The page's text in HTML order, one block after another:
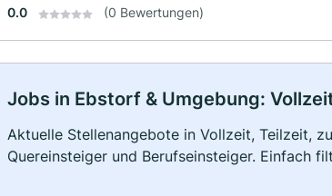
0.0 (0 Bewertungen)
Jobs in Ebstorf & Umgebung:
Aktuelle Stellenangebote in Vollzeit, Teilzeit,
Quereinsteiger und Berufseinsteiger. Einfach